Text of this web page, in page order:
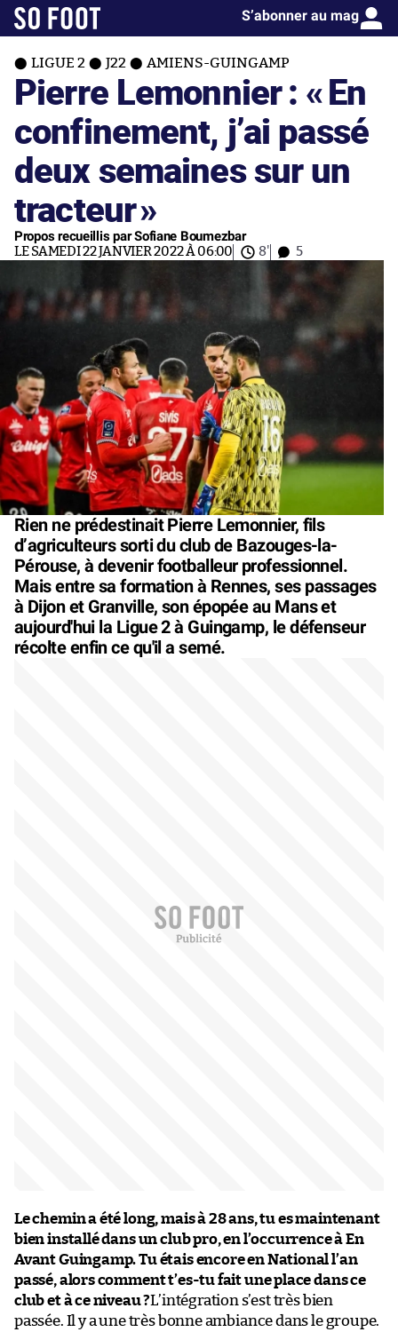
S’abonner au mag
LIGUE 2 J22 AMIENS-GUINGAMP
Pierre Lemonnier : «En
confinement, j’ai passé
deux semaines sur un
tracteur»
Propos recueillis par Sofiane Boumezbar
LE SAMEDI 22 JANVIER 2022 À 06:00 8' 5
Rien ne prédestinait Pierre Lemonnier, fils
d’agriculteurs sorti du club de Bazouges-la-
Pérouse, à devenir footballeur professionnel.
Mais entre sa formation à Rennes, ses passages
à Dijon et Granville, son épopée au Mans et
aujourd'hui la Ligue 2 à Guingamp, le défenseur
récolte enfin ce qu'il a semé.
Le chemin a été long, mais à 28 ans, tu es maintenant
bien installé dans un club pro, en l’occurrence à En
Avant Guingamp. Tu étais encore en National l’an
passé, alors comment t’es-tu fait une place dans ce
club et à ce niveau ?L’intégration s’est très bien
passée. Il y a une très bonne ambiance dans le groupe.